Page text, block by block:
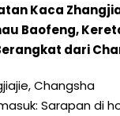
Kaca
Baofeng,
dari
Changsha
Sarapan di